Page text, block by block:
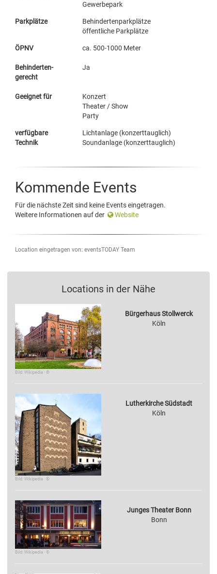
Gewerbepark
Parkplätze
Behindertenparkplätze
öffentliche Parkplätze
ÖPNV ca. 500-1000 Meter
Behinderten-
gerecht
Ja
Geeignet für
Konzert
Theater / Show
Party
verfügbare
Technik
Lichtanlage (konzerttauglich)
Soundanlage (konzerttauglich)
Kommende Events
Für die nächste Zeit sind keine Events eingetragen.
Weitere Informationen auf der
Website
Location eingetragen von: eventsTODAY Team
Locations in der Nähe
Bild: Wikipedia · ©
Bürgerhaus Stollwerck
Köln
Bild: Wikipedia · ©
Lutherkirche Südstadt
Köln
Bild: Wikipedia · ©
Junges Theater Bonn
Bonn